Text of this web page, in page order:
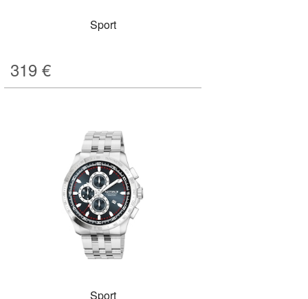
Sport
319 €
Sport